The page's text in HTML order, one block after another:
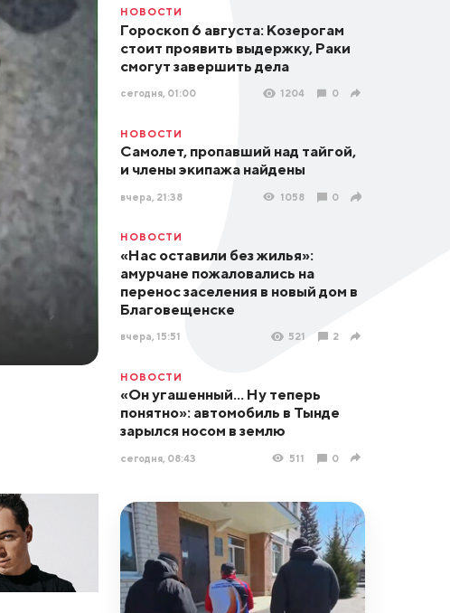
НОВОСТИ
Гороскоп 6 августа: Козерогам
стоит проявить выдержку, Раки
смогут завершить дела
сегодня, 01:00 1204 0
НОВОСТИ
Самолет, пропавший над тайгой,
и члены экипажа найдены
вчера, 21:38 1058 0
НОВОСТИ
«Нас оставили без жилья»:
амурчане пожаловались на
перенос заселения в новый дом в
Благовещенске
вчера, 15:51 521 2
НОВОСТИ
«Он угашенный... Ну теперь
понятно»: автомобиль в Тынде
зарылся носом в землю
сегодня, 08:43 511 0